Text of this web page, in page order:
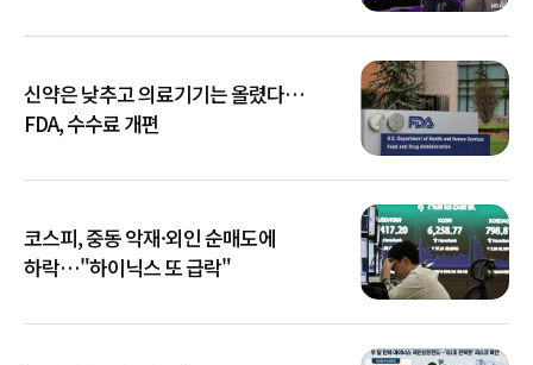
신약은 낮추고 의료기기는 올렸다…
FDA, 수수료 개편
코스피, 중동 악재·외인 순매도에
하락…"하이닉스 또 급락"